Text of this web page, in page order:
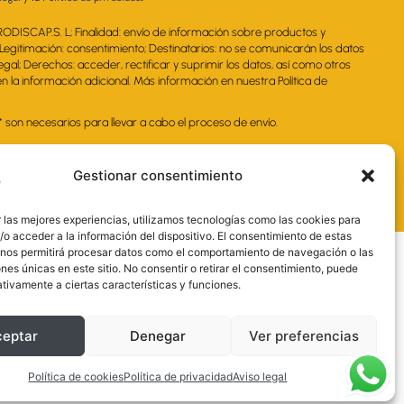
Gestionar consentimiento
las mejores experiencias, utilizamos tecnologías como las cookies para
o acceder a la información del dispositivo. El consentimiento de estas
permitirá procesar datos como el comportamiento de navegación o las
únicas en este sitio. No consentir o retirar el consentimiento, puede
a ciertas características y funciones.
Denegar Ver preferencias
Política de cookiesPolítica de privacidadAviso legal
L; Finalidad: envío de información sobre productos y
consentimiento; Destinatarios: no se comunicarán los datos
Derechos: acceder, rectificar y suprimir los datos, así como otros
la información adicional. Más información en nuestra Política de
necesarios para llevar a cabo el proceso de envío.
y la Administración de la Junta de
más competitivo.